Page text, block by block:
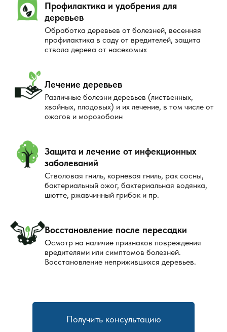
Профилактика и удобрения для
деревьев
Обработка деревьев от болезней, весенняя
профилактика в саду от вредителей, защита
ствола дерева от насекомых
Лечение деревьев
Различные болезни деревьев (лиственных,
хвойных, плодовых) и их лечение, в том числе от
ожогов и морозобоин
Защита и лечение от инфекционных
заболеваний
Стволовая гниль, корневая гниль, рак сосны,
бактериальный ожог, бактериальная водянка,
шютте, ржавчинный грибок и пр.
Восстановление после пересадки
Осмотр на наличие признаков повреждения
вредителями или симптомов болезней.
Восстановление неприжившихся деревьев.
Получить консультацию